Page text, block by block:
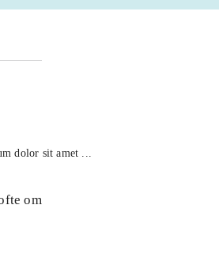
dolor sit amet ...
om